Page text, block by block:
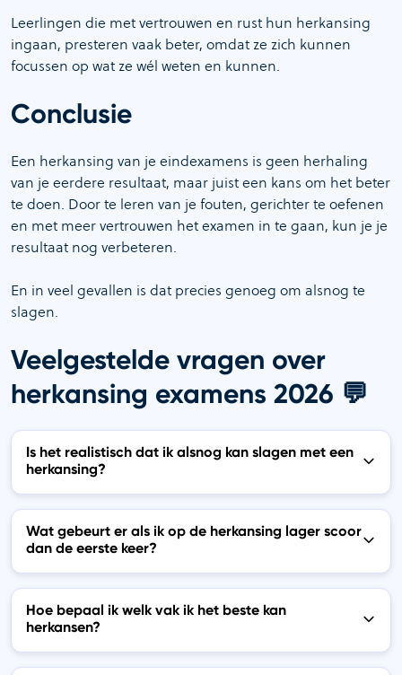
Leerlingen die met vertrouwen en rust hun herkansing
ingaan, presteren vaak beter, omdat ze zich kunnen
focussen op wat ze wél weten en kunnen.
Conclusie
Een herkansing van je eindexamens is geen herhaling
van je eerdere resultaat, maar juist een kans om het beter
te doen. Door te leren van je fouten, gerichter te oefenen
en met meer vertrouwen het examen in te gaan, kun je je
resultaat nog verbeteren.
En in veel gevallen is dat precies genoeg om alsnog te
slagen.
Veelgestelde vragen over
herkansing examens 2026 💬
Is het realistisch dat ik alsnog kan slagen met een
herkansing?
Wat gebeurt er als ik op de herkansing lager scoor
dan de eerste keer?
Hoe bepaal ik welk vak ik het beste kan
herkansen?